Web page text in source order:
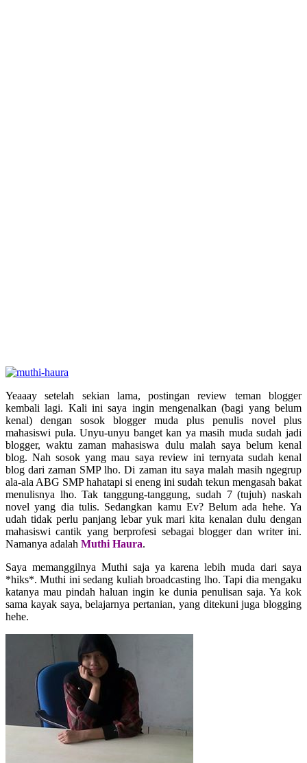
Yeaaay setelah sekian lama, postingan review teman blogger
kembali lagi. Kali ini saya ingin mengenalkan (bagi yang belum
kenal) dengan sosok blogger muda plus penulis novel plus
mahasiswi pula. Unyu-unyu banget kan ya masih muda sudah jadi
blogger, waktu zaman mahasiswa dulu malah saya belum kenal
blog. Nah sosok yang mau saya review ini ternyata sudah kenal
blog dari zaman SMP lho. Di zaman itu saya malah masih ngegrup
ala-ala ABG SMP hahatapi si eneng ini sudah tekun mengasah bakat
menulisnya lho. Tak tanggung-tanggung, sudah 7 (tujuh) naskah
novel yang dia tulis. Sedangkan kamu Ev? Belum ada hehe. Ya
udah tidak perlu panjang lebar yuk mari kita kenalan dulu dengan
mahasiswi cantik yang berprofesi sebagai blogger dan writer ini.
Namanya adalah Muthi Haura.
Saya memanggilnya Muthi saja ya karena lebih muda dari saya
*hiks*. Muthi ini sedang kuliah broadcasting lho. Tapi dia mengaku
katanya mau pindah haluan ingin ke dunia penulisan saja. Ya kok
sama kayak saya, belajarnya pertanian, yang ditekuni juga blogging
hehe.